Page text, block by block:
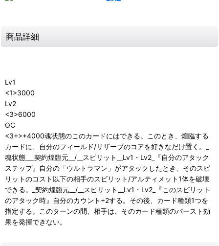
商品詳細
Lv1
<1>3000
Lv2
<3>6000
OC
<3+>+4000魂状態のこのカードにはできる。このとき、煌臨する
カードに、自分のフィールド/リザーブのコアを好きなだけ置く。_
魂状態___契約煌臨元__/__スピリット__Lv1・Lv2_『自分のアタック
ステップ』自分の「ウルトラマン」がアタックしたとき、そのスピ
リットのコスト以下の相手のスピリット/アルティメット1体を破壊
できる。_契約煌臨元__/__スピリット__Lv1・Lv2_『このスピリット
のアタック時』自分のカウント+2する。その後、カード種類1つを
指定する。このターンの間、相手は、そのカード種類のバースト効
果を発揮できない。